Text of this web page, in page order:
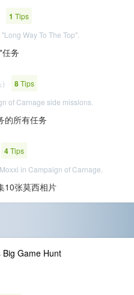
1 Tips
Way To The Top".
务
8Tips
of Carnage side missions.
的所有任务
4Tips
in Campaign of Carnage.
10张莫西相片
Game Hunt